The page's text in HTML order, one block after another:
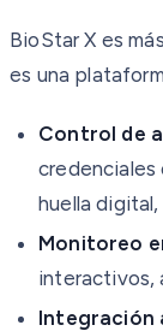
BioStar X es
es una
Control de
credenciales
huella digital,
Monitoreo
interactivos,
Integración